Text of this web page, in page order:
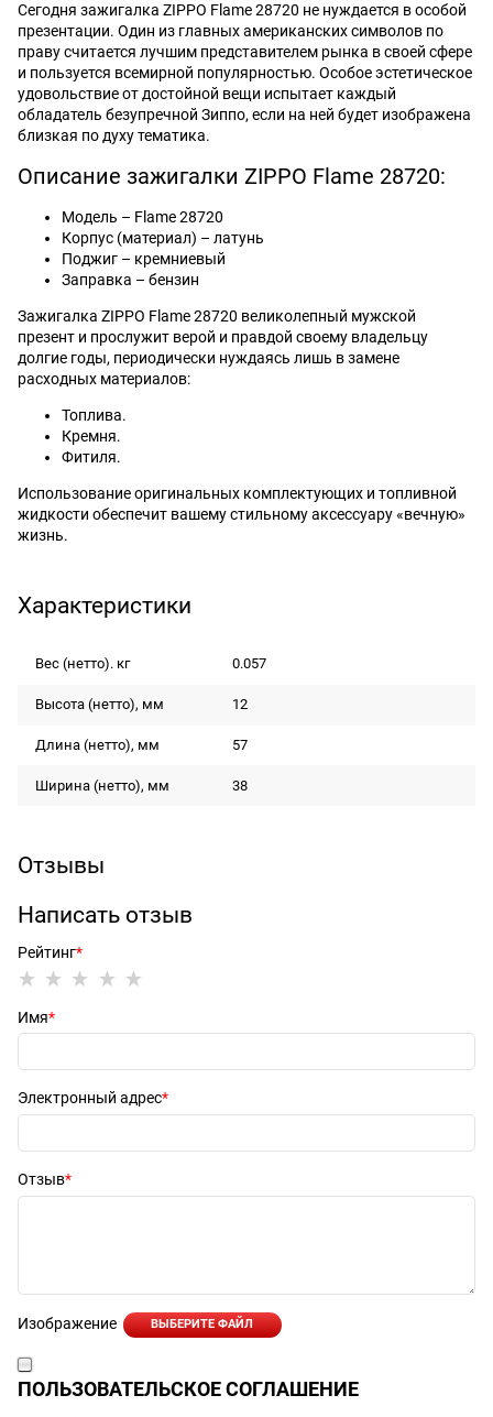
Сегодня зажигалка ZIPPO Flame 28720 не нуждается в особой
презентации. Один из главных американских символов по
праву считается лучшим представителем рынка в своей сфере
и пользуется всемирной популярностью. Особое эстетическое
удовольствие от достойной вещи испытает каждый
обладатель безупречной Зиппо, если на ней будет изображена
близкая по духу тематика.
Описание зажигалки ZIPPO Flame 28720:
Модель – Flame 28720
Корпус (материал) – латунь
Поджиг – кремниевый
Заправка – бензин
Зажигалка ZIPPO Flame 28720 великолепный мужской
презент и прослужит верой и правдой своему владельцу
долгие годы, периодически нуждаясь лишь в замене
расходных материалов:
Топлива.
Кремня.
Фитиля.
Использование оригинальных комплектующих и топливной
жидкости обеспечит вашему стильному аксессуару «вечную»
жизнь.
Характеристики
Вес (нетто). кг 0.057
Высота (нетто), мм 12
Длина (нетто), мм 57
Ширина (нетто), мм 38
Отзывы
Написать отзыв
Рейтинг
Имя
Электронный адрес
Отзыв
Изображение ВЫБЕРИТЕ ФАЙЛ
ПОЛЬЗОВАТЕЛЬСКОЕ СОГЛАШЕНИЕ